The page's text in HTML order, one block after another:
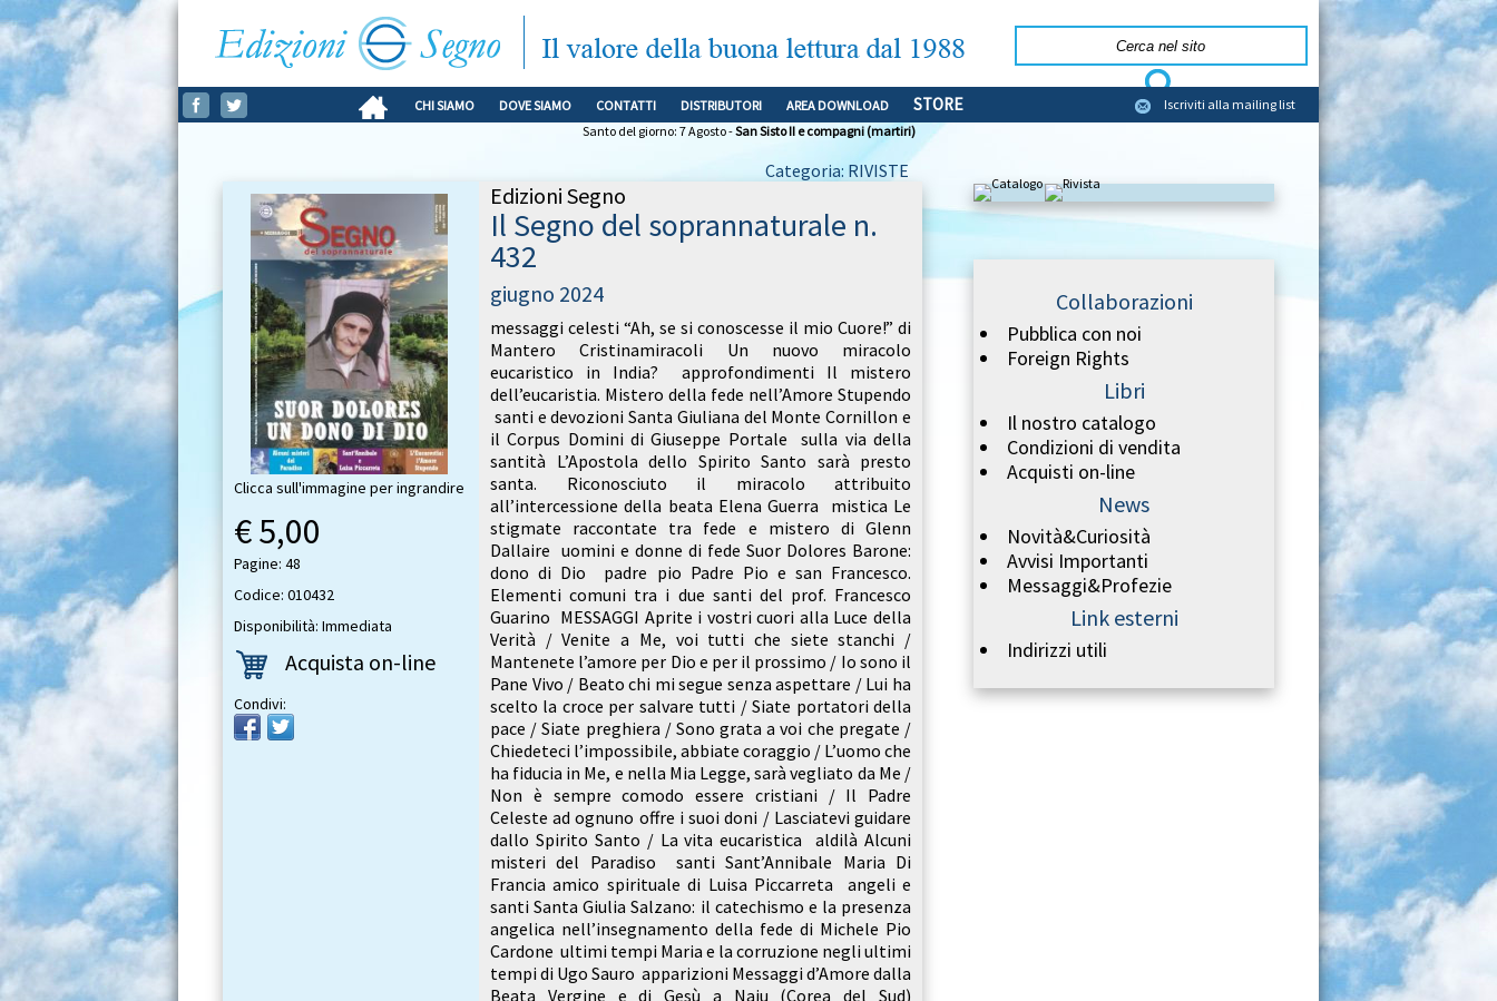
CHI SIAMO DOVE SIAMO CONTATTI DISTRIBUTORI AREA DOWNLOAD STORE
Iscriviti alla mailing list
Santo del giorno: 7 Agosto -San Sisto II e compagni (martiri)
Categoria: RIVISTE
Edizioni Segno
Il Segno del soprannaturale n.
432
giugno 2024
messaggi celesti “Ah, se si conoscesse il mio Cuore!” di
Mantero Cristinamiracoli Un nuovo miracolo
eucaristico in India? approfondimenti Il mistero
dell’eucaristia. Mistero della fede nell’Amore Stupendo
santi e devozioni Santa Giuliana del Monte Cornillon e
il Corpus Domini di Giuseppe Portale sulla via della
santità L’Apostola dello Spirito Santo sarà presto
santa. Riconosciuto il miracolo attribuito
all’intercessione della beata Elena Guerra mistica Le
stigmate raccontate tra fede e mistero di Glenn
Dallaire uomini e donne di fede Suor Dolores Barone:
dono di Dio padre pio Padre Pio e san Francesco.
Elementi comuni tra i due santi del prof. Francesco
Guarino MESSAGGI Aprite i vostri cuori alla Luce della
Verità / Venite a Me, voi tutti che siete stanchi /
Mantenete l’amore per Dio e per il prossimo / Io sono il
Pane Vivo / Beato chi mi segue senza aspettare / Lui ha
scelto la croce per salvare tutti / Siate portatori della
pace / Siate preghiera / Sono grata a voi che pregate /
Chiedeteci l’impossibile, abbiate coraggio / L’uomo che
ha fiducia in Me, e nella Mia Legge, sarà vegliato da Me /
Non è sempre comodo essere cristiani / Il Padre
Celeste ad ognuno offre i suoi doni / Lasciatevi guidare
dallo Spirito Santo / La vita eucaristica aldilà Alcuni
misteri del Paradiso santi Sant’Annibale Maria Di
Francia amico spirituale di Luisa Piccarreta angeli e
santi Santa Giulia Salzano: il catechismo e la presenza
angelica nell’insegnamento della fede di Michele Pio
Cardone ultimi tempi Maria e la corruzione negli ultimi
tempi di Ugo Sauro apparizioni Messaggi d’Amore dalla
Beata Vergine e di Gesù a Naju (Corea del Sud)
Clicca sull'immagine per ingrandire
€ 5,00
Pagine: 48
Codice: 010432
Disponibilità: Immediata
Acquista on-line
Condivi:
Collaborazioni
Pubblica con noi
Foreign Rights
Libri
Il nostro catalogo
Condizioni di vendita
Acquisti on-line
News
Novità&Curiosità
Avvisi Importanti
Messaggi&Profezie
Link esterni
Indirizzi utili